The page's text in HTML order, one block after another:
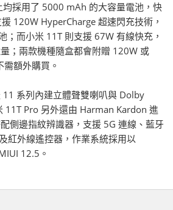
採用了 5000 mAh 的大容量電池，快
120W HyperCharge 超速閃充技術，
；而小米 11T 則支援 67W 有線快充，
；兩款機種隨盒都會附贈 120W 或
額外購買。
系列內建立體聲雙喇叭與 Dolby
11T Pro 另外還由 Harman Kardon 進
側邊指紋辨識器，支援 5G 連線、藍牙
紅外線遙控器，作業系統採用以
12.5。